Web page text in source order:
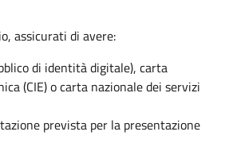
assicurati di avere:
di identità digitale), carta
(CIE) o carta nazionale dei servizi
prevista per la presentazione